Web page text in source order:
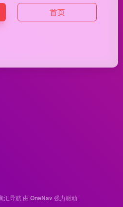
首页
汇导航 由 OneNav强力驱动